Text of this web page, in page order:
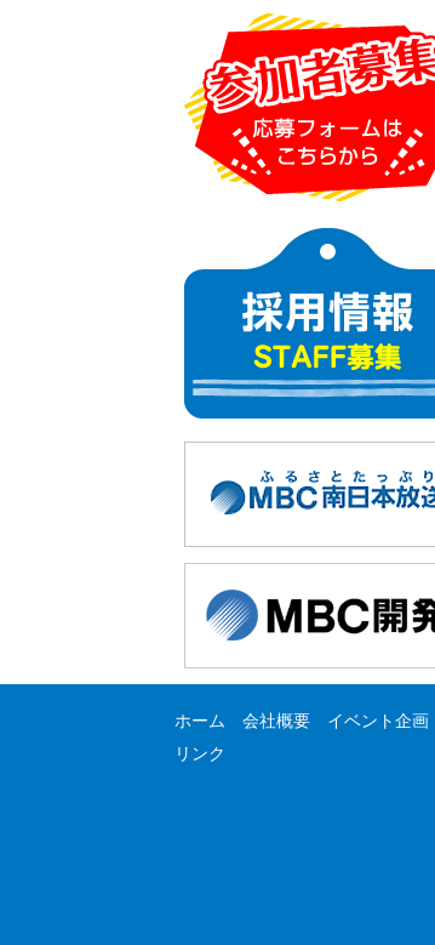
ホーム 会社概要 イベント企画
リンク